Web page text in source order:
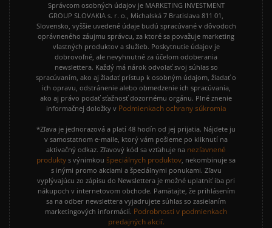
Správcom osobných údajov je MARKETING INVESTMENT
GROUP SLOVAKIA s. r. o., Michalská 7 Bratislava 811 01,
Slovensko, vyššie uvedené údaje budú spracúvané v dôvodoch
oprávneného záujmu správcu, za ktoré sa považuje marketing
vlastných produktov a služieb. Poskytnutie údajov je
dobrovoľné, ale nevyhnutné za účelom odoberania
newslettera. Každý má nárok odvolať svoj súhlas so
spracúvaním, ako aj žiadať prístup k osobným údajom, žiadať o
ich opravu, odstránenie alebo obmedzenie ich spracúvania,
ako aj právo podať sťažnosť dozornému orgánu. Plné znenie
informačnej doložky v Podmienkach ochrany súkromia
*Zľava je jednorazová a platí 48 hodín od jej prijatia. Nájdete ju
v samostatnom e-maile, ktorý vám pošleme po kliknutí na
aktivačný odkaz. Zľavový kód sa vzťahuje na nezľavnené
produkty s výnimkou špeciálnych produktov, nekombinuje sa
s inými promo akciami a špeciálnymi ponukami. Zľavu
vyplývajúcu zo zápisu do Newslettera je možné uplatniť iba pri
nákupoch v internetovom obchode. Pamätajte, že prihlásením
sa na odber newslettera vyjadrujete súhlas so zasielaním
marketingových informácií. Podrobnosti v podmienkach
predajných akcií.